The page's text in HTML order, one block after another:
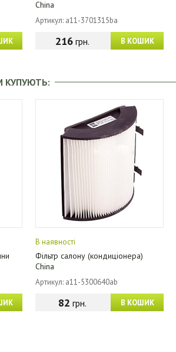
China
Артикул: a11-3701315ba
В КОШИК
216грн.
КУПУЮТЬ:
В наявності
Фільтр салону (кондиціонера)
China
Артикул: a11-5300640ab
В КОШИК
82 грн.